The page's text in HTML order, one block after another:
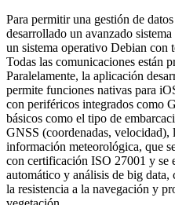
Para permitir una gestión de
desarrollado un avanzado
un sistema operativo Debian
Todas las comunicaciones están
Paralelamente, la aplicación
permite funciones nativas para
con periféricos integrados como
básicos como el tipo de
GNSS (coordenadas, velocidad),
información meteorológica, que
con certificación ISO 27001 y se
automático y análisis de big data,
la resistencia a la navegación y